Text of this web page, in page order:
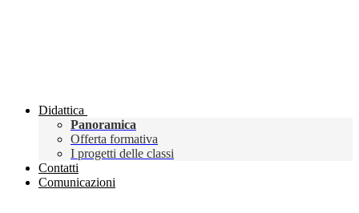
Didattica
Panoramica
Offerta formativa
I progetti delle classi
Contatti
Comunicazioni